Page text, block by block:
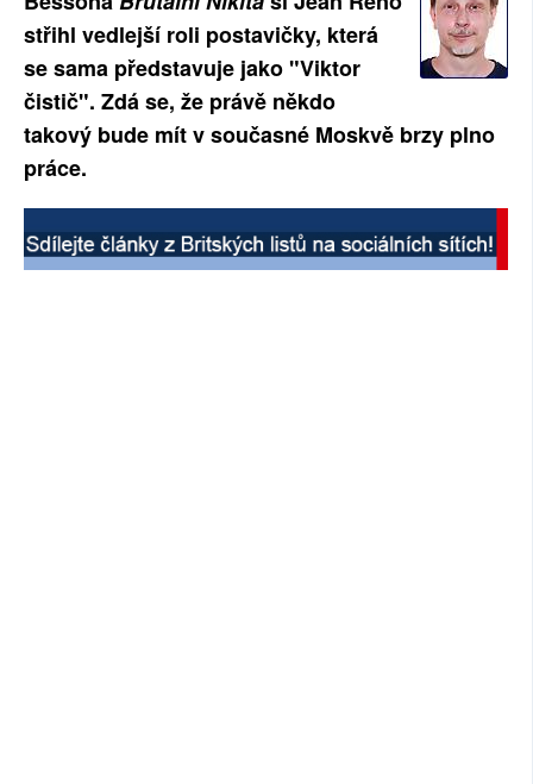
SOCIÁLNÍ SÍTĚ
PLNÁ VERZE STRÁNEK
střihl vedlejší roli postavičky, která
se sama představuje jako "Viktor
čistič". Zdá se, že právě někdo
takový bude mít v současné Moskvě brzy plno
práce.